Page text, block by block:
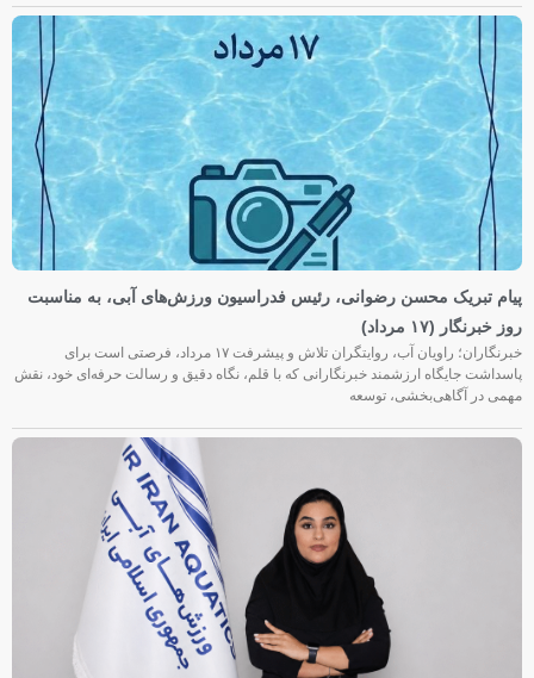
پیام تبریک محسن رضوانی، رئیس فدراسیون ورزش‌های آبی، به مناسبت
روز خبرنگار (۱۷ مرداد)
خبرنگاران؛ راویان آب، روایتگران تلاش و پیشرفت ۱۷ مرداد، فرصتی است برای
پاسداشت جایگاه ارزشمند خبرنگارانی که با قلم، نگاه دقیق و رسالت حرفه‌ای خود، نقش
مهمی در آگاهی‌بخشی، توسعه